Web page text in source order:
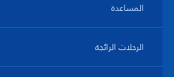
المساعدة
الرحلات الرائجة